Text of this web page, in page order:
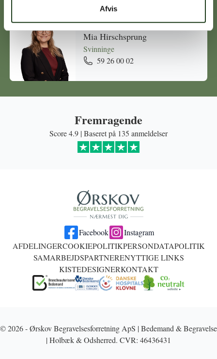
Afvis
Mia Hirschsprung
Svinninge
59 26 00 02
Fremragende
Score 4.9 | Baseret på 135 anmeldelser
Facebook
Instagram
AFDELINGERCOOKIEPOLITIKPERSONDATAPOLITIK
SAMARBEJDSPARTNERENYTTIGE LINKS
KISTEDESIGNERKONTAKT
© 2026 - Ørskov Begravelsesforretning ApS | Bedemand & Begravelse
| Holbæk & Odsherred. CVR: 46436431